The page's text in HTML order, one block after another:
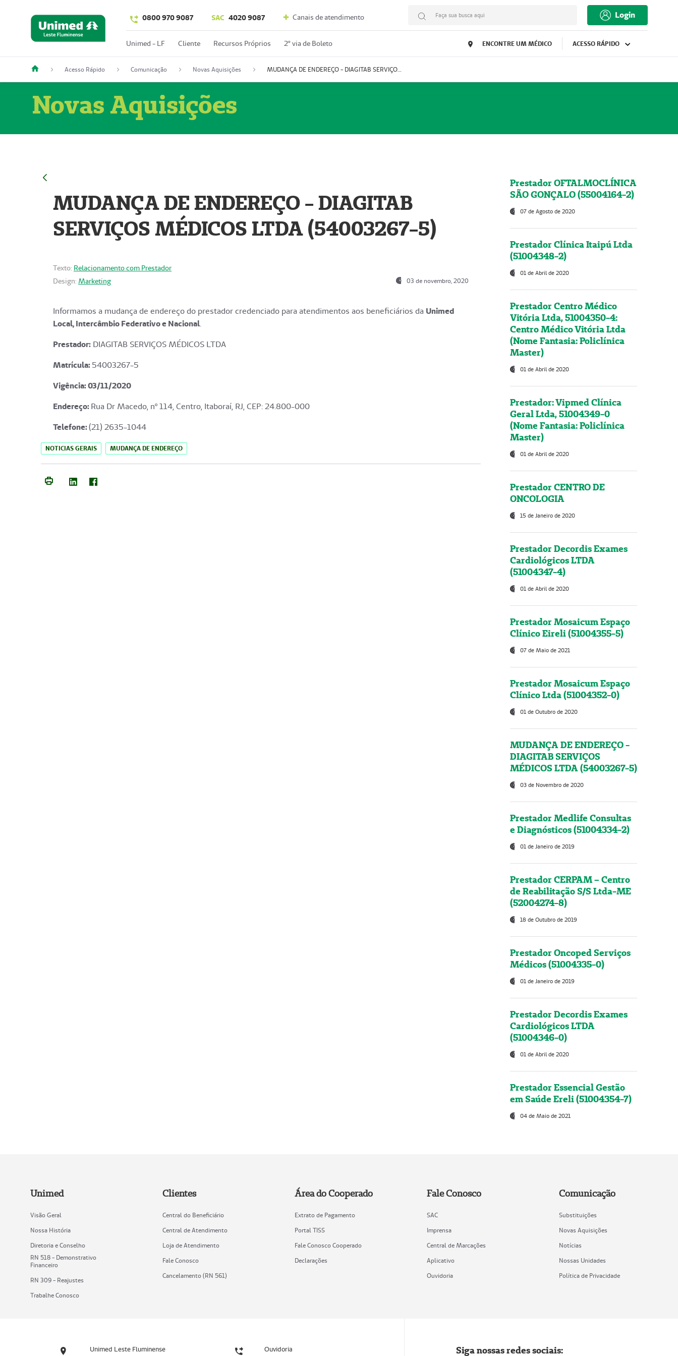
0800 970 9087 SAC 4020 9087 Canais de atendimento Faça sua busca aqui Login
Unimed - LF Cliente Recursos Próprios 2º via de Boleto ENCONTRE UM MÉDICO ACESSO RÁPIDO
Acesso Rápido Comunicação Novas Aquisições MUDANÇA DE ENDEREÇO - DIAGITAB SERVIÇOS MÉDICOS LTDA (54003267-5)
Novas Aquisições
MUDANÇA DE ENDEREÇO - DIAGITAB
SERVIÇOS MÉDICOS LTDA (54003267-5)
Texto: Relacionamento com Prestador
Design: Marketing 03 de novembro, 2020
Informamos a mudança de endereço do prestador credenciado para atendimentos aos beneficiários da Unimed
Local, Intercâmbio Federativo e Nacional.
Prestador: DIAGITAB SERVIÇOS MÉDICOS LTDA
Matrícula:54003267-5
Vigência: 03/11/2020
Endereço:Rua Dr Macedo, nº 114, Centro, Itaboraí, RJ, CEP: 24.800-000
Telefone:(21) 2635-1044
NOTICIAS GERAIS MUDANÇA DE ENDEREÇO
Prestador OFTALMOCLÍNICA
SÃO GONÇALO (55004164-2)
07 de Agosto de 2020
Prestador Clínica Itaipú Ltda
(51004348-2)
01 de Abril de 2020
Prestador Centro Médico
Vitória Ltda, 51004350-4:
Centro Médico Vitória Ltda
(Nome Fantasia: Policlínica
Master)
01 de Abril de 2020
Prestador: Vipmed Clínica
Geral Ltda, 51004349-0
(Nome Fantasia: Policlínica
Master)
01 de Abril de 2020
Prestador CENTRO DE
ONCOLOGIA
15 de Janeiro de 2020
Prestador Decordis Exames
Cardiológicos LTDA
(51004347-4)
01 de Abril de 2020
Prestador Mosaicum Espaço
Clínico Eireli (51004355-5)
07 de Maio de 2021
Prestador Mosaicum Espaço
Clínico Ltda (51004352-0)
01 de Outubro de 2020
MUDANÇA DE ENDEREÇO -
DIAGITAB SERVIÇOS
MÉDICOS LTDA (54003267-5)
03 de Novembro de 2020
Prestador Medlife Consultas
e Diagnósticos (51004334-2)
01 de Janeiro de 2019
Prestador CERPAM – Centro
de Reabilitação S/S Ltda-ME
(52004274-8)
18 de Outubro de 2019
Prestador Oncoped Serviços
Médicos (51004335-0)
01 de Janeiro de 2019
Prestador Decordis Exames
Cardiológicos LTDA
(51004346-0)
01 de Abril de 2020
Prestador Essencial Gestão
em Saúde Ereli (51004354-7)
04 de Maio de 2021
Unimed
Visão Geral
Nossa História
Diretoria e Conselho
RN 518 - Demonstrativo
Financeiro
RN 309 - Reajustes
Trabalhe Conosco
Clientes
Central do Beneficiário
Central de Atendimento
Loja de Atendimento
Fale Conosco
Cancelamento (RN 561)
Área do Cooperado
Extrato de Pagamento
Portal TISS
Fale Conosco Cooperado
Declarações
Fale Conosco
SAC
Imprensa
Central de Marcações
Aplicativo
Ouvidoria
Comunicação
Substituições
Novas Aquisições
Notícias
Nossas Unidades
Política de Privacidade
Unimed Leste Fluminense Ouvidoria Siga nossas redes sociais: